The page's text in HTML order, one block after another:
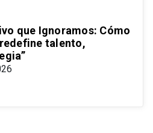
que Ignoramos: Cómo
talento,